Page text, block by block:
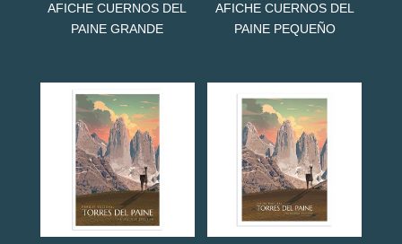
AFICHE CUERNOS DEL
PAINE GRANDE
AFICHE CUERNOS DEL
PAINE PEQUEÑO